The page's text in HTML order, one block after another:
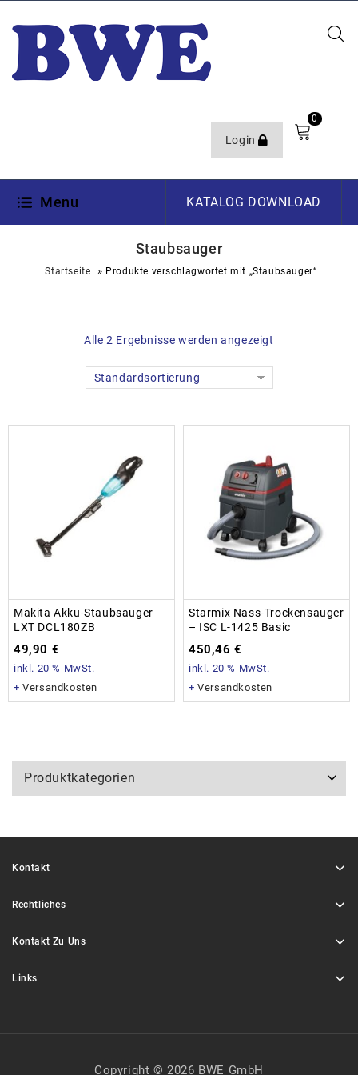
Login
0
Menu KATALOG DOWNLOAD
Staubsauger
Startseite » Produkte verschlagwortet mit „Staubsauger“
Alle 2 Ergebnisse werden angezeigt
Standardsortierung
Makita Akku-Staubsauger
LXT DCL180ZB
49,90 €
inkl. 20 % MwSt.
+Versandkosten
Starmix Nass-Trockensauger
– ISC L-1425 Basic
450,46€
inkl. 20 % MwSt.
+Versandkosten
Produktkategorien
Kontakt
Rechtliches
Kontakt Zu Uns
Links
Copyright © 2026 BWE GmbH